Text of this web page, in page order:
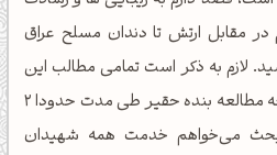
در مقابل ارتش تا دندان مسلح عراق
لازم به ذکر است تمامی مطالب این
مقاله قابل استناد است و نتیجه مطالعه بنده حقیر طی مدت حدودا 2
می‌خواهم خدمت همه شهیدان